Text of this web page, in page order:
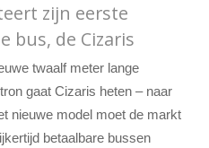
zijn eerste
bus, de Cizaris
twaalf meter lange
gaat Cizaris heten – naar
nieuwe model moet de markt
betaalbare bussen